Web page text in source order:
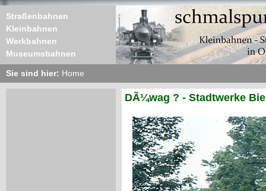
Straßenbahnen
Kleinbahnen
Werkbahnen
Museumsbahnen
Sie sind hier: Home
DÃ¼wag ? - Stadtwerke